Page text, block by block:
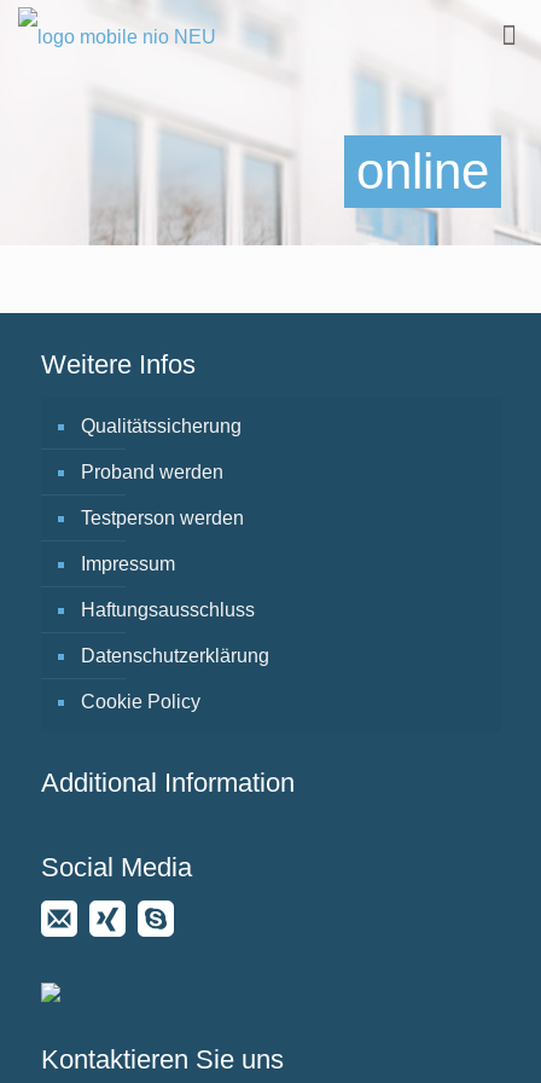
online
Weitere Infos
Qualitätssicherung
Proband werden
Testperson werden
Impressum
Haftungsausschluss
Datenschutzerklärung
Cookie Policy
Additional Information
Social Media
Kontaktieren Sie uns